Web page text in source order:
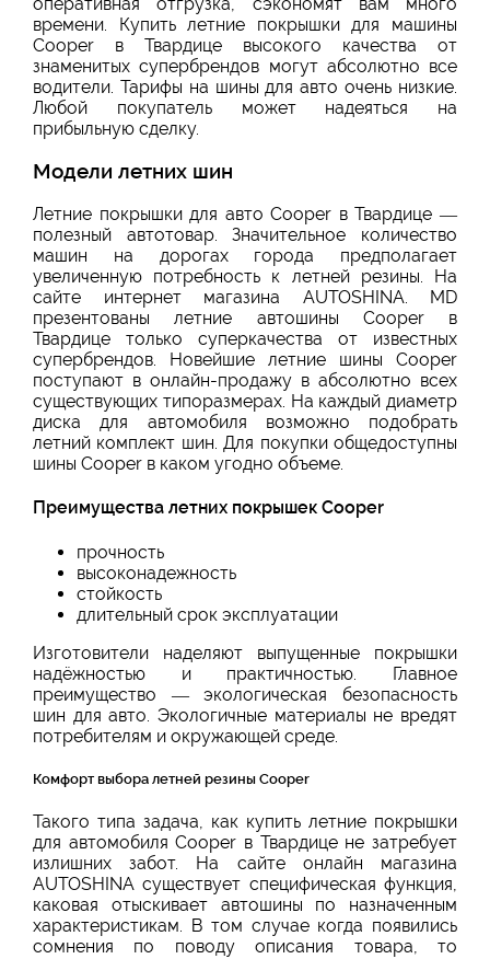
времени. Купить летние покрышки для машины
Cooper в Твардице высокого качества от
знаменитых супербрендов могут абсолютно все
водители. Тарифы на шины для авто очень низкие.
Любой покупатель может надеяться на
прибыльную сделку.
Модели летних шин
Летние покрышки для авто Cooper в Твардице —
полезный автотовар. Значительное количество
машин на дорогах города предполагает
увеличенную потребность к летней резины. На
сайте интернет магазина AUTOSHINA. MD
презентованы летние автошины Cooper в
Твардице только суперкачества от известных
супербрендов. Новейшие летние шины Cooper
поступают в онлайн-продажу в абсолютно всех
существующих типоразмерах. На каждый диаметр
диска для автомобиля возможно подобрать
летний комплект шин. Для покупки общедоступны
шины Cooper в каком угодно объеме.
Преимущества летних покрышек Cooper
прочность
высоконадежность
стойкость
длительный срок эксплуатации
Изготовители наделяют выпущенные покрышки
надёжностью и практичностью. Главное
преимущество — экологическая безопасность
шин для авто. Экологичные материалы не вредят
потребителям и окружающей среде.
Комфорт выбора летней резины Cooper
Такого типа задача, как купить летние покрышки
для автомобиля Cooper в Твардице не затребует
излишних забот. На сайте онлайн магазина
AUTOSHINA существует специфическая функция,
каковая отыскивает автошины по назначенным
характеристикам. В том случае когда появились
сомнения по поводу описания товара, то